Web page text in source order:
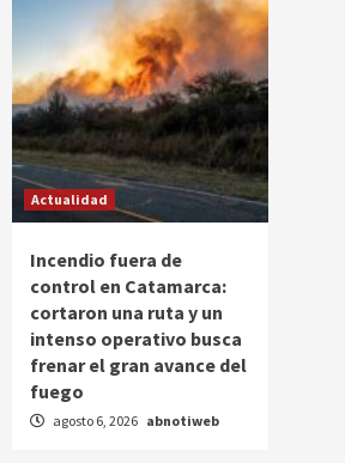
Actualidad
Incendio fuera de
control en Catamarca:
cortaron una ruta y un
intenso operativo busca
frenar el gran avance del
fuego
agosto 6, 2026 abnotiweb